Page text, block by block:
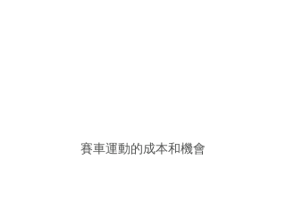
賽車運動的成本和機會